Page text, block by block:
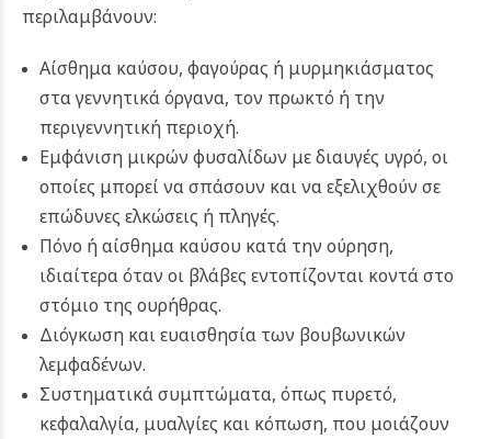
περιλαμβάνουν:
Αίσθημα καύσου, φαγούρας ή μυρμηκιάσματος
στα γεννητικά όργανα, τον πρωκτό ή την
περιγεννητική περιοχή.
Εμφάνιση μικρών φυσαλίδων με διαυγές υγρό, οι
οποίες μπορεί να σπάσουν και να εξελιχθούν σε
επώδυνες ελκώσεις ή πληγές.
Πόνο ή αίσθημα καύσου κατά την ούρηση,
ιδιαίτερα όταν οι βλάβες εντοπίζονται κοντά στο
στόμιο της ουρήθρας.
Διόγκωση και ευαισθησία των βουβωνικών
λεμφαδένων.
Συστηματικά συμπτώματα, όπως πυρετό,
κεφαλαλγία, μυαλγίες και κόπωση, που μοιάζουν